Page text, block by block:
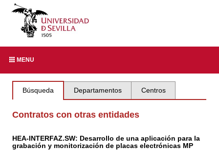
MENU
Búsqueda Departamentos Centros
Contratos con otras entidades
HEA-INTERFAZ.SW: Desarrollo de una aplicación para la
grabación y monitorización de placas electrónicas MP